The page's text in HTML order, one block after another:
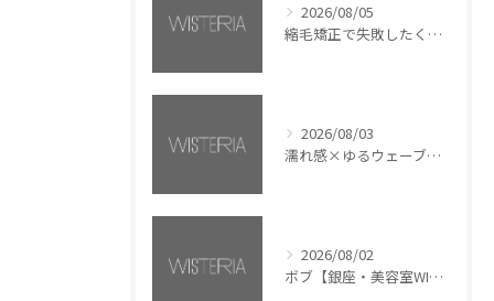
2026/08/05
縮毛矯正で失敗したくない方へ【銀座・美容室WISTERIA】
2026/08/03
濡れ感×ゆるウェーブミディアム【銀座・美容室WISTERIA】
2026/08/02
ボブ【銀座・美容室WISTERIA】